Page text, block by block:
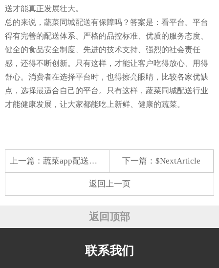
送才能真正发展壮大。
总的来说，蔬菜同城配送有保障吗？答案是：看平台。平台
得有完善的配送体系、严格的品控标准、优质的服务态度、
健全的食品安全制度、先进的技术支持、强烈的社会责任
感，还得不断创新。只有这样，才能让客户吃得放心、用得
舒心。消费者在选择平台时，也得擦亮眼睛，比较各家优缺
点，选择最适合自己的平台。只有这样，蔬菜同城配送行业
才能健康发展，让大家都能吃上新鲜、健康的蔬菜。
上一篇： 蔬菜app配送多少钱 下一篇：$NextArticle
返回上一页
返回顶部
联系我们